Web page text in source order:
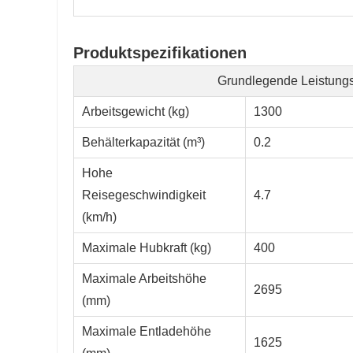
Produktspezifikationen
Grundlegende
Arbeitsgewicht (kg) 1300
Behälterkapazität (m³) 0.2
Hohe
Reisegeschwindigkeit
(km/h)
4.7
Maximale Hubkraft (kg) 400
Maximale Arbeitshöhe
(mm)
2695
Maximale Entladehöhe
1625